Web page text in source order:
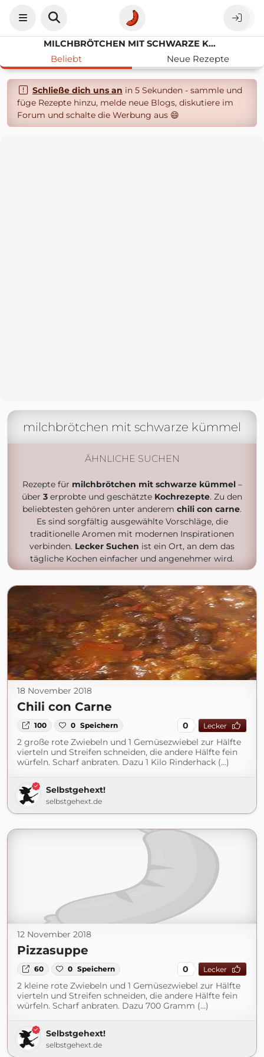
MILCHBRÖTCHEN MIT SCHWARZE KÜMMEL
Beliebt
Neue Rezepte
Schließe dich uns an in 5 Sekunden - sammle und
füge Rezepte hinzu, melde neue Blogs, diskutiere im
Forum und schalte die Werbung aus 😄
milchbrötchen mit schwarze kümmel
ÄHNLICHE SUCHEN
Rezepte für milchbrötchen mit schwarze kümmel–
über 3 erprobte und geschätzte Kochrezepte. Zu den
beliebtesten gehören unter anderem chili con carne.
Es sind sorgfältig ausgewählte Vorschläge, die
traditionelle Aromen mit modernen Inspirationen
verbinden. Lecker Suchen ist ein Ort, an dem das
tägliche Kochen einfacher und angenehmer wird.
18 November 2018
Chili con Carne
100 0 Speichern 0 Lecker
2 große rote Zwiebeln und 1 Gemüsezwiebel zur Hälfte
vierteln und Streifen schneiden, die andere Hälfte fein
würfeln. Scharf anbraten. Dazu 1 Kilo Rinderhack (...)
Selbstgehext!
selbstgehext.de
12 November 2018
Pizzasuppe
60 0 Speichern 0 Lecker
2 kleine rote Zwiebeln und 1 Gemüsezwiebel zur Hälfte
vierteln und Streifen schneiden, die andere Hälfte fein
würfeln. Scharf anbraten. Dazu 700 Gramm (...)
Selbstgehext!
selbstgehext.de